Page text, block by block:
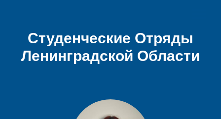
Студенческие Отряды
Ленинградской Области